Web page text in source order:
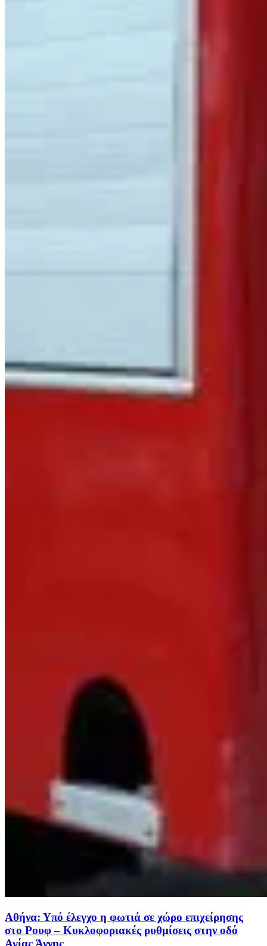
Αθήνα: Υπό έλεγχο η φωτιά σε χώρο επιχείρησης
στο Ρουφ – Κυκλοφοριακές ρυθμίσεις στην οδό
Αγίας Άννης